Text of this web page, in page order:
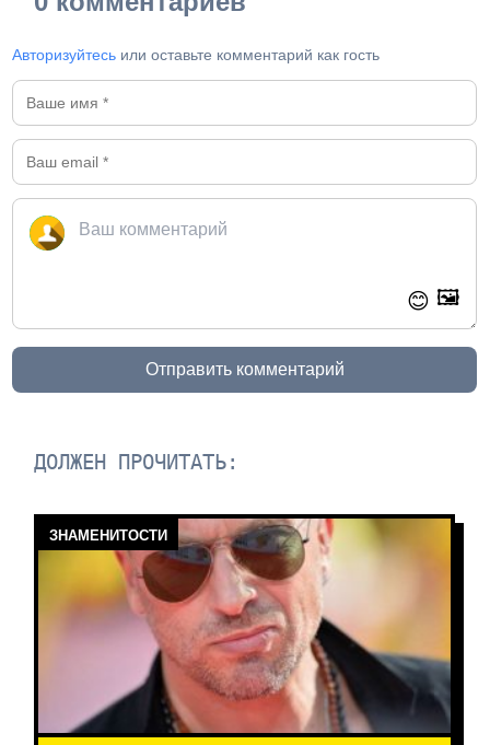
Авторизуйтесь или оставьте комментарий как гость
😊 🖼️
Отправить комментарий
ДОЛЖЕН ПРОЧИТАТЬ:
ЗНАМЕНИТОСТИ